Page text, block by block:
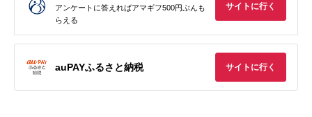
アンケートに答えればアマギフ500円ぶんも
らえる
サイトに行く
auPAYふるさと納税 サイトに行く